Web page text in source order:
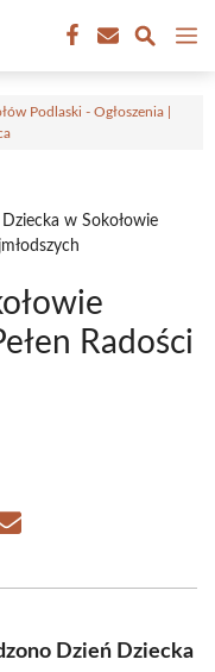
Podlaski - Ogłoszenia |
Dziecka w Sokołowie
Radości
Share
Dzień Dziecka